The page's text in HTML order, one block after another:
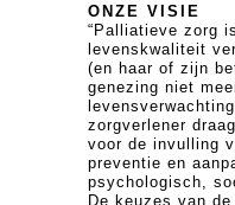
ONZE VISIE
“Palliatieve zorg
levenskwaliteit
(en haar of zijn
genezing niet
zorgverlener
voor de invulling
preventie en
psychologisch,
De keuzes van